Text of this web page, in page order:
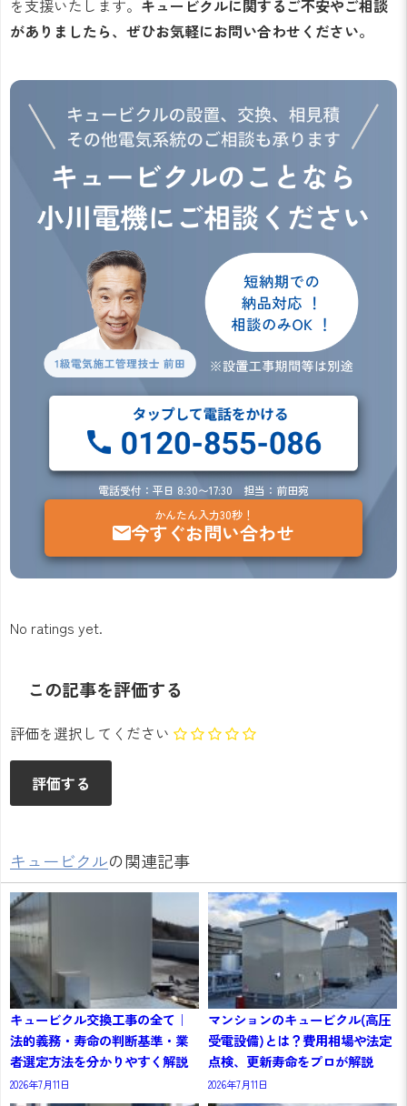
を支援いたします。 キュービクルに関するご不安やご相談
がありましたら、ぜひお気軽にお問い合わせください。
電話受付：平日 8:30〜17:30 担当：前田宛
かんたん入力30秒！
今すぐお問い合わせ
No ratings yet.
この記事を評価する
評価を選択してください
キュービクルの関連記事
キュービクル交換工事の全て｜
法的義務・寿命の判断基準・業
者選定方法を分かりやすく解説
2026年7月11日
マンションのキュービクル(高圧
受電設備)とは？費用相場や法定
点検、更新寿命をプロが解説
2026年7月11日